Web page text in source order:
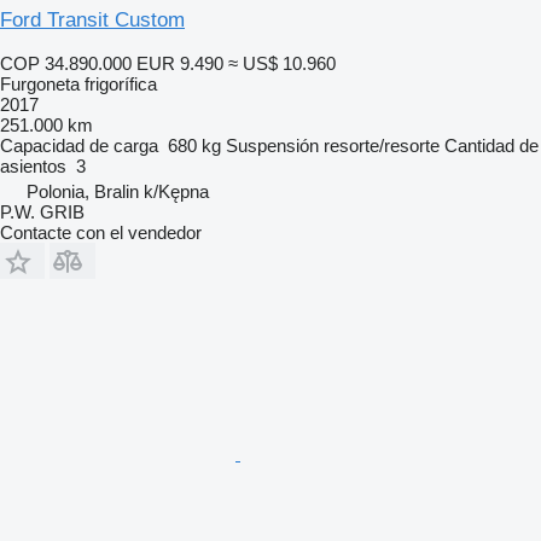
Ford Transit Custom
COP 34.890.000 EUR 9.490 ≈ US$ 10.960
Furgoneta frigorífica
2017
251.000 km
Capacidad de carga 680 kg Suspensión resorte/resorte Cantidad de
asientos 3
Polonia, Bralin k/Kępna
P.W. GRIB
Contacte con el vendedor